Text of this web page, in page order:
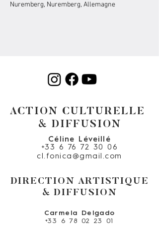
Nuremberg, Nuremberg, Allemagne
ACTION CULTURELLE
& DIFFUSION
Céline Léveillé
+33 6 76 72 30 06
cl.fonica@gmail.com
DIRECTION ARTISTIQUE
& DIFFUSION
Carmela Delgado
+33 6 78 02 23 01